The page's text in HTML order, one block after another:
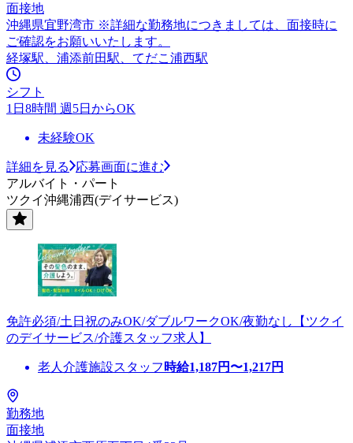
面接地
沖縄県宜野湾市 ※詳細な勤務地につきましては、面接時に
ご確認をお願いいたします。
経塚駅、浦添前田駅、てだこ浦西駅
シフト
1日8時間 週5日からOK
未経験OK
詳細を見る
応募画面に進む
アルバイト・パート
ツクイ沖縄浦西(デイサービス)
免許必須/土日祝のみOK/ダブルワークOK/夜勤なし【ツクイ
のデイサービス/介護スタッフ求人】
老人介護施設スタッフ 時給1,187円〜1,217円
勤務地
面接地